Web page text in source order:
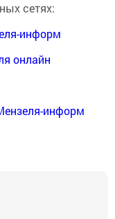
сетях:
информ
онлайн
информ